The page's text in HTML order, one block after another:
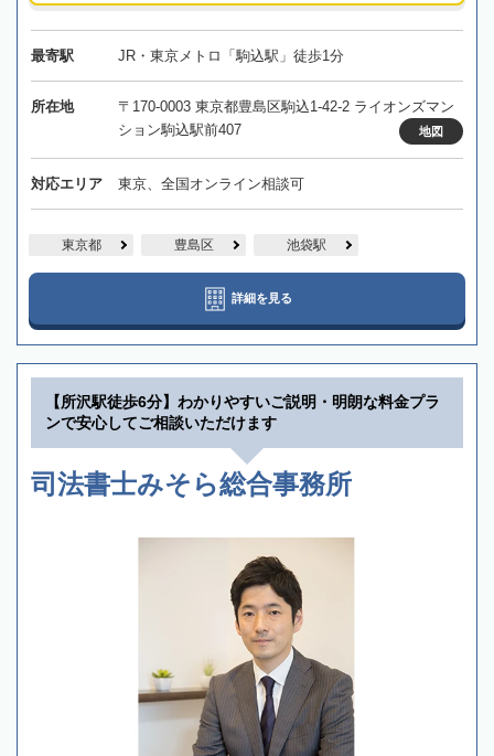
最寄駅 JR・東京メトロ「駒込駅」徒歩1分
所在地
〒170-0003 東京都豊島区駒込1-42-2 ライオンズマン
ション駒込駅前407
地図
対応エリア 東京、全国オンライン相談可
東京都 豊島区 池袋駅
詳細を見る
【所沢駅徒歩6分】わかりやすいご説明・明朗な料金プラ
ンで安心してご相談いただけます
司法書士みそら総合事務所